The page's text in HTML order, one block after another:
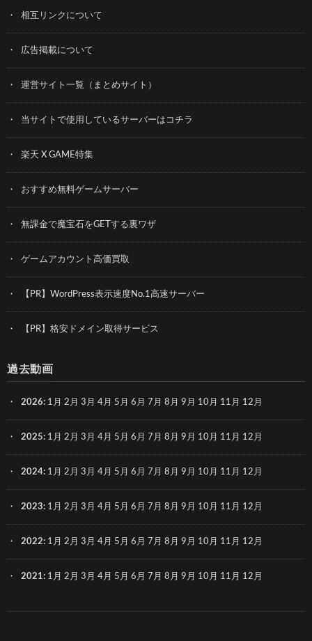
相互リンクについて
広告掲載について
運営サイト一覧（まとめサイト）
当サイトで使用しているサーバーはコチラ
楽天 X GAME特集
おすすめ無料ゲームサーバー
無課金で魔宝石をGETする裏ワザ
ゲームアカウント高価買取
【PR】WordPress表示速度No.1高速サーバー
【PR】格安ドメイン取得サービス
過去動画
2026: 1月 2月 3月 4月 5月 6月 7月 8月 9月 10月 11月 12月
2025: 1月 2月 3月 4月 5月 6月 7月 8月 9月 10月 11月 12月
2024: 1月 2月 3月 4月 5月 6月 7月 8月 9月 10月 11月 12月
2023: 1月 2月 3月 4月 5月 6月 7月 8月 9月 10月 11月 12月
2022: 1月 2月 3月 4月 5月 6月 7月 8月 9月 10月 11月 12月
2021: 1月 2月 3月 4月 5月 6月 7月 8月 9月 10月 11月 12月